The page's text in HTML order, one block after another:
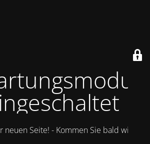
Seite! - Kommen Sie bald wieder.